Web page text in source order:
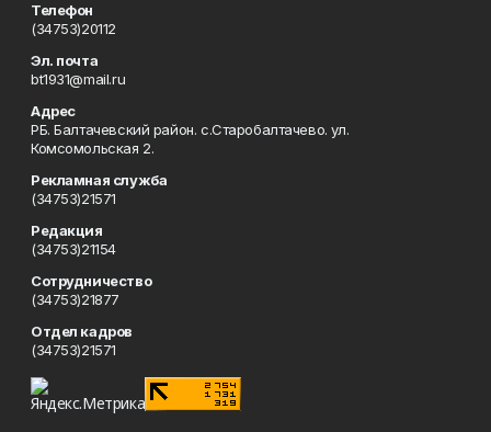
Телефон
(34753)20112
Эл. почта
bt1931@mail.ru
Адрес
РБ. Балтачевский район. с.Старобалтачево. ул.
Комсомольская 2.
Рекламная служба
(34753)21571
Редакция
(34753)21154
Сотрудничество
(34753)21877
Отдел кадров
(34753)21571